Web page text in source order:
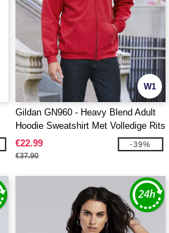
W1
Gildan GN960 - Heavy Blend Adult
Hoodie Sweatshirt Met Volledige Rits
€22.99
€37.90
-39%